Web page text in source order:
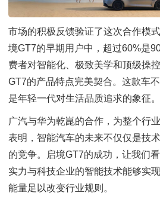
市场的积极反馈验证了这次合作模
境GT7的早期用户中，超过60%是
费者对智能化、极致美学和顶级操
GT7的产品特点完美契合。这款车
是年轻一代对生活品质追求的象征。
广汽与华为乾崑的合作，为整个行
表明，智能汽车的未来不仅仅是技
的竞争。启境GT7的成功，让我们
实力与科技企业的智能技术能够实
能量足以改变行业规则。